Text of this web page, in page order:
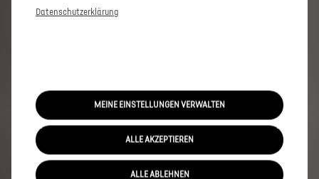
Probefahrt buchen
Online-Servicetermin
DS Assistance
DS Services Store
DS Zubehör
Datenschutzerklärung
MEINE EINSTELLUNGEN VERWALTEN
ALLE AKZEPTIEREN
ALLE ABLEHNEN